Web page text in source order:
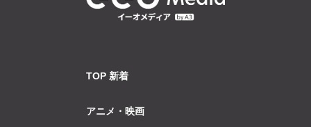
TOP 新着
アニメ・映画